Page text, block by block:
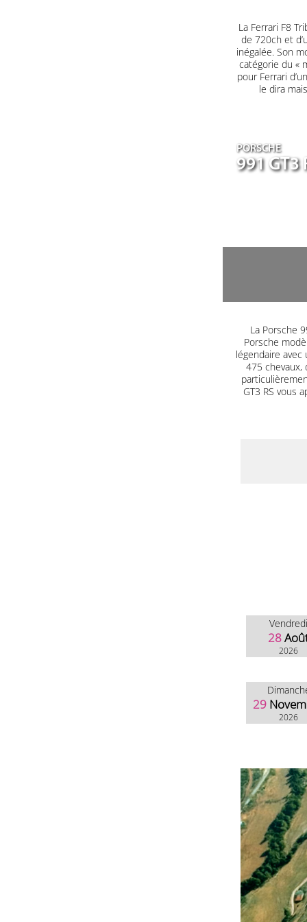
La Ferrari F8
de 720ch et
inégalée. Son
catégorie du «
pour Ferrari
le dira
PORSCHE
991 GT3
La Porsche
Porsche
légendaire
475
GT3 RS vous
28
2026
29
2026